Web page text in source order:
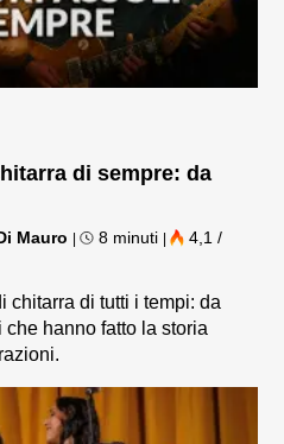
di sempre: da
Mauro | 8 minuti |
4,1 /
chitarra di tutti i tempi: da
che hanno fatto la storia